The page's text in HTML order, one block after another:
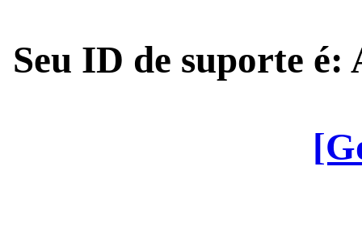
Seu ID de suporte é: